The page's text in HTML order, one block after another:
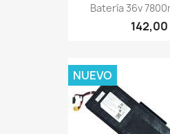
Batería 36v
NUEVO